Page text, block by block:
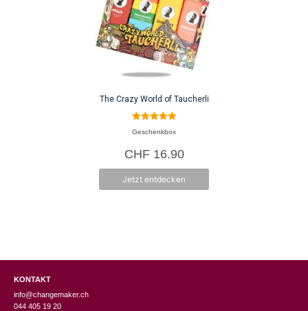
The Crazy World of Taucherli
5.00
von 5
Geschenkbox
CHF16.90
Jetzt entdecken
KONTAKT
info@changemaker.ch
044 405 19 20